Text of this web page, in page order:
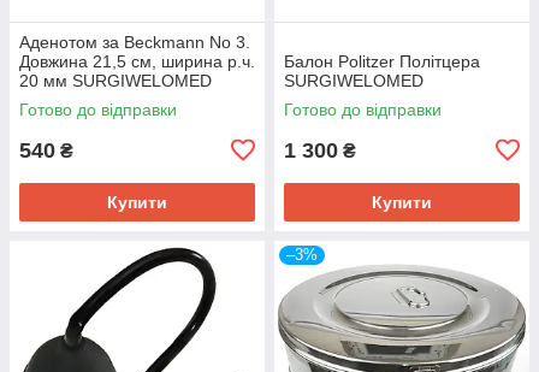
Аденотом за Beckmann No 3.
Довжина 21,5 см, ширина р.ч.
20 мм SURGIWELOMED
Готово до відправки
540 ₴
Купити
Балон Politzer Політцера
SURGIWELOMED
Готово до відправки
1 300 ₴
Купити
–3%